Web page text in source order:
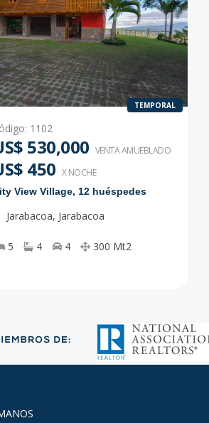
TEMPORAL
: 1102
530,000 VENTA AMUEBLADO
450 X NOCHE
View Village, 12 huéspedes
Jarabacoa, Jarabacoa
5 4 4 300 Mt2